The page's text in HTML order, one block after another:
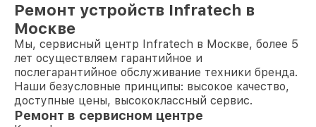
Ремонт устройств Infratech в
Москве
Мы, сервисный центр Infratech в Москве, более 5
лет осуществляем гарантийное и
послегарантийное обслуживание техники бренда.
Наши безусловные принципы: высокое качество,
доступные цены, высококлассный сервис.
Ремонт в сервисном центре